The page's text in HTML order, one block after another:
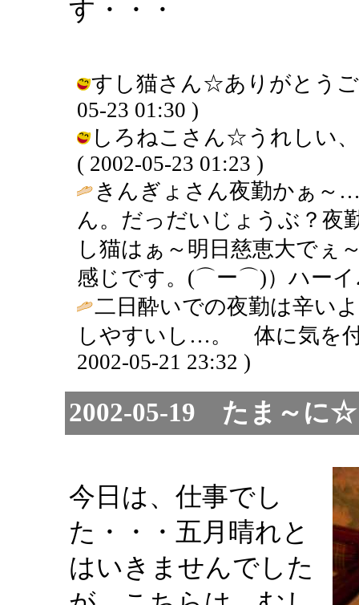
す・・・
すし猫さん☆ありがとう
05-23 01:30 )
しろねこさん☆うれしい
( 2002-05-23 01:23 )
きんぎょさん夜勤かぁ～
ん。だっだいじょうぶ？夜
し猫はぁ～明日慈恵大でぇ
感じです。(⌒ー⌒)）ハー
二日酔いでの夜勤は辛い
しやすいし…。 体に気を
2002-05-21 23:32 )
2002-05-19 たま～に
今日は、仕事でし
た・・・五月晴れと
はいきませんでした